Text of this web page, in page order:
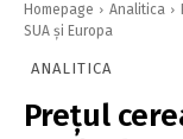
Homepage Analitica
SUA și Europa
ANALITICA
Prețul